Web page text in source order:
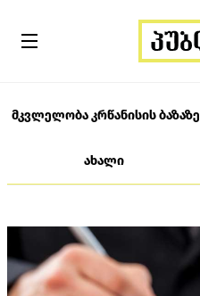
მკვლელობა კრწანისის ბაზაზე
ახალი